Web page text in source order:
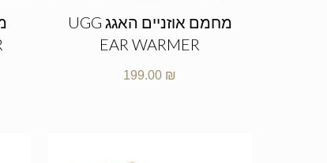
מחמם אוזניים האגג UGG
EAR WARMER
199.00 ₪